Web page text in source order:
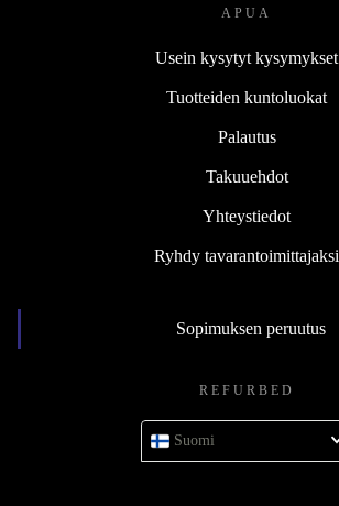
APUA
Usein kysytyt kysymykset
Tuotteiden kuntoluokat
Palautus
Takuuehdot
Yhteystiedot
Ryhdy tavarantoimittajaksi
Sopimuksen peruutus
REFURBED
Suomi